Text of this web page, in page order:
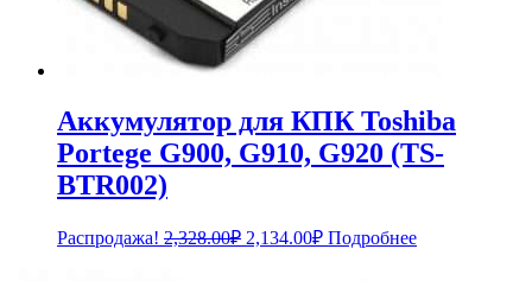
Аккумулятор для КПК Toshiba
Portege G900, G910, G920 (TS-
BTR002)
Распродажа! 2,328.00₽ Первоначальная
2,134.00₽Текущая
Подробнее